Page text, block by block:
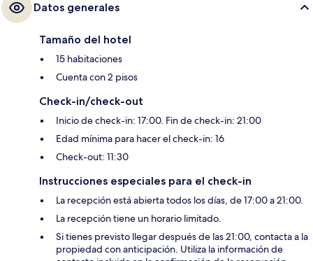
Datos generales
Tamaño del hotel
15 habitaciones
Cuenta con 2 pisos
Check-in/check-out
Inicio de check-in: 17:00. Fin de check-in: 21:00
Edad mínima para hacer el check-in: 16
Check-out: 11:30
Instrucciones especiales para el check-in
La recepción está abierta todos los días, de 17:00 a 21:00.
La recepción tiene un horario limitado.
Si tienes previsto llegar después de las 21:00, contacta a la
propiedad con anticipación. Utiliza la información de